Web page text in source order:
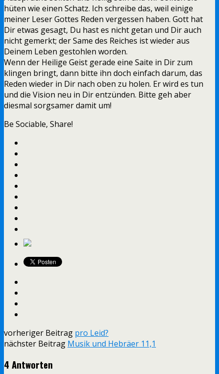
hüten wie einen Schatz. Ich schreibe das, weil einige
meiner Leser Gottes Reden vergessen haben. Gott hat
Dir etwas gesagt, Du hast es nicht getan und Dir auch
nicht gemerkt; der Same des Reiches ist wieder aus
Deinem Leben gestohlen worden.
Wenn der Heilige Geist gerade eine Saite in Dir zum
klingen bringt, dann bitte ihn doch einfach darum, das
Reden wieder in Dir nach oben zu holen. Er wird es tun
und die Vision neu in Dir entzünden. Bitte geh aber
diesmal sorgsamer damit um!
Be Sociable, Share!
vorheriger Beitrag pro Leid?
nächster Beitrag Musik und Hebräer 11,1
4 Antworten